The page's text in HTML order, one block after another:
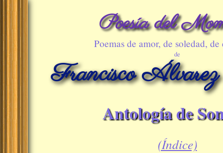
Poesía del
Poemas de amor, de soledad, de
de
Francisco
Antología de
(Índice)